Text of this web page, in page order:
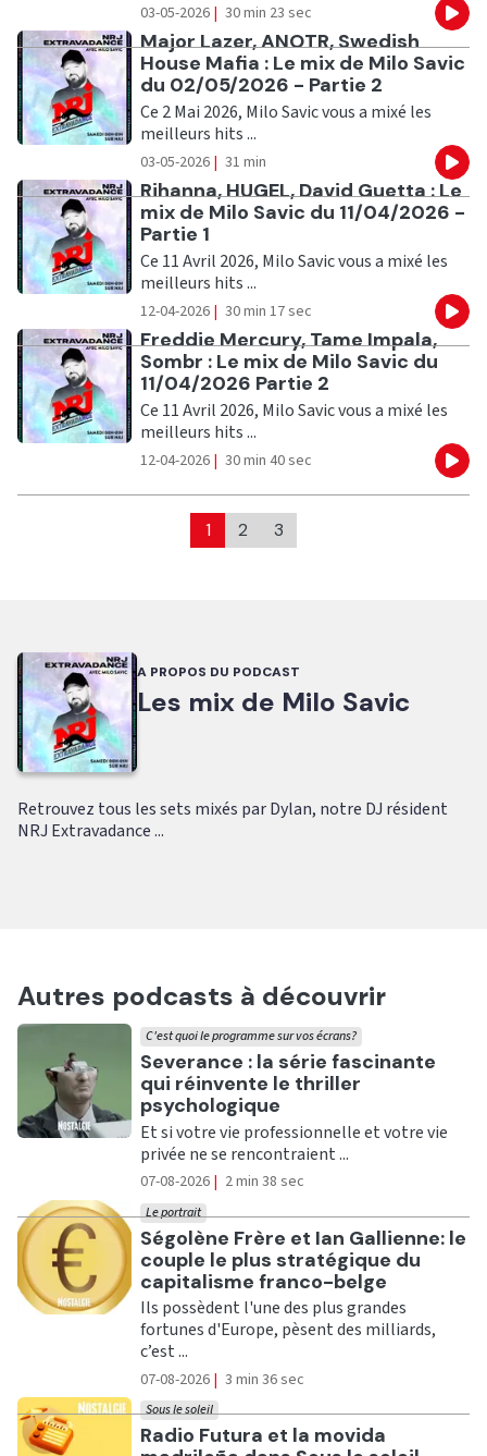
03-05-2026 | 30 min 23 sec
Ecouter
Major Lazer, ANOTR, Swedish
House Mafia : Le mix de Milo Savic
du 02/05/2026 - Partie 2
Ce 2 Mai 2026, Milo Savic vous a mixé les
meilleurs hits ...
03-05-2026 | 31 min
Ecouter
Rihanna, HUGEL, David Guetta : Le
mix de Milo Savic du 11/04/2026 -
Partie 1
Ce 11 Avril 2026, Milo Savic vous a mixé les
meilleurs hits ...
12-04-2026 | 30 min 17 sec
Ecouter
Freddie Mercury, Tame Impala,
Sombr : Le mix de Milo Savic du
11/04/2026 Partie 2
Ce 11 Avril 2026, Milo Savic vous a mixé les
meilleurs hits ...
12-04-2026 | 30 min 40 sec
1 2 3
A PROPOS DU PODCAST
Les mix de Milo Savic
Retrouvez tous les sets mixés par Dylan, notre DJ résident
NRJ Extravadance ...
Autres podcasts à découvrir
Ecouter
Severance : la série fascinante
qui réinvente le thriller
psychologique
C'est quoi le programme sur vos écrans?
Et si votre vie professionnelle et votre vie
privée ne se rencontraient ...
07-08-2026 | 2 min 38 sec
Ecouter
Ségolène Frère et Ian Gallienne: le
couple le plus stratégique du
capitalisme franco-belge
Le portrait
Ils possèdent l'une des plus grandes
fortunes d'Europe, pèsent des milliards,
c’est ...
07-08-2026 | 3 min 36 sec
Ecouter
Radio Futura et la movida
Sous le soleil